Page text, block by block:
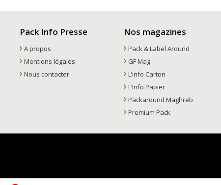
Pack Info Presse
A propos
Mentions légales
Nous contacter
Nos magazines
Pack & Label Around
GF Mag
L’info Carton
L’Info Papier
Packaround Maghreb
Premium Pack